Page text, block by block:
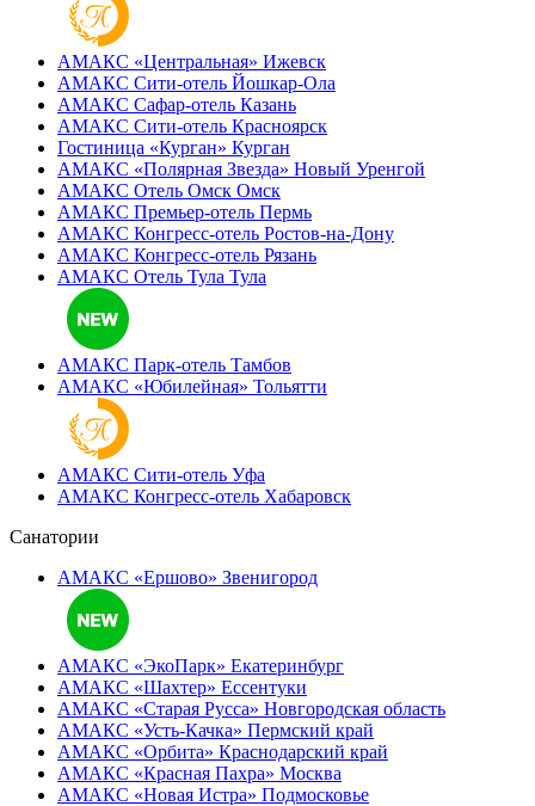
АМАКС «‎Центральная» Ижевск
АМАКС Сити-отель Йошкар-Ола
АМАКС Сафар-отель Казань
АМАКС Сити-отель Красноярск
Гостиница «‎Курган» Курган
АМАКС «Полярная Звезда» Новый Уренгой
АМАКС Отель ‎Омск Омск
АМАКС Премьер-отель Пермь
АМАКС Конгресс-отель Ростов-на-Дону
АМАКС Конгресс-отель Рязань
АМАКС Отель Тула Тула
АМАКС Парк-отель Тамбов
АМАКС «‎Юбилейная» Тольятти
АМАКС Сити-отель Уфа
АМАКС Конгресс-отель Хабаровск
Санатории
АМАКС «Ершово» Звенигород
АМАКС «ЭкоПарк» Екатеринбург
АМАКС «‎Шахтер» Ессентуки
АМАКС «‎Старая Русса» Новгородская область
АМАКС «‎Усть-Качка» Пермский край
АМАКС «‎Орбита» Краснодарский край
АМАКС «‎Красная Пахра» Москва
АМАКС «‎Новая Истра» Подмосковье